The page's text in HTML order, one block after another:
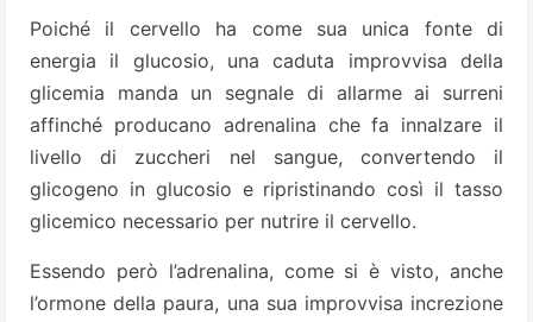
Poiché il cervello ha come sua unica fonte di
energia il glucosio, una caduta improvvisa della
glicemia manda un segnale di allarme ai surreni
affinché producano adrenalina che fa innalzare il
livello di zuccheri nel sangue, convertendo il
glicogeno in glucosio e ripristinando così il tasso
glicemico necessario per nutrire il cervello.
Essendo però l’adrenalina, come si è visto, anche
l’ormone della paura, una sua improvvisa increzione